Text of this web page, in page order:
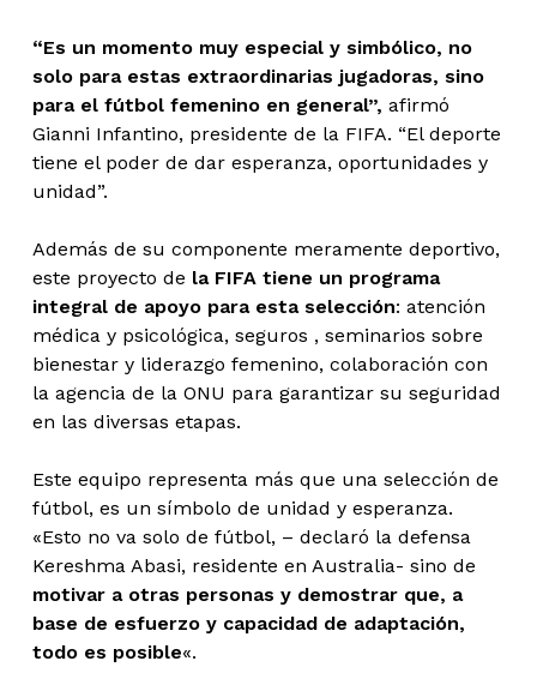
“Es un momento muy especial y simbólico, no
solo para estas extraordinarias jugadoras, sino
para el fútbol femenino en general”, afirmó
Gianni Infantino, presidente de la FIFA. “El deporte
tiene el poder de dar esperanza, oportunidades y
unidad”.
Además de su componente meramente deportivo,
este proyecto de la FIFA tiene un programa
integral de apoyo para esta selección: atención
médica y psicológica, seguros , seminarios sobre
bienestar y liderazgo femenino, colaboración con
la agencia de la ONU para garantizar su seguridad
en las diversas etapas.
Este equipo representa más que una selección de
fútbol, es un símbolo de unidad y esperanza.
«Esto no va solo de fútbol, – declaró la defensa
Kereshma Abasi, residente en Australia- sino de
motivar a otras personas y demostrar que, a
base de esfuerzo y capacidad de adaptación,
todo es posible«.